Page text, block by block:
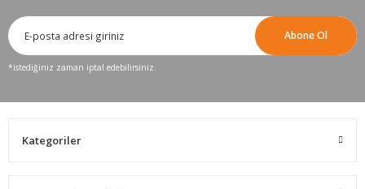
Abone Ol
*istediğiniz zaman iptal edebilirsiniz.
Kategoriler